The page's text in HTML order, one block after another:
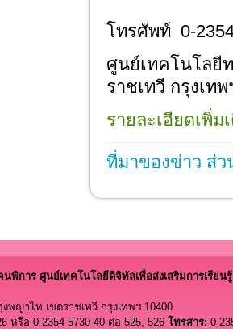
โทรศัพท์ 0-
ศูนย์เทคโนโลยี
ราชเทวี กรุงเทพ
รายละเอียดเพิ่ม
ที่มาของข่าว ส่
พิการ ศูนย์เทคโนโลยีดิจิทัลเพื่อส่งเสริมการเรียนรู้
พญาไท เขตราชเทวี กรุงเทพฯ 10400
หรือ 0-2354-5730-40 ต่อ 525, 526 โทรสาร: 0-